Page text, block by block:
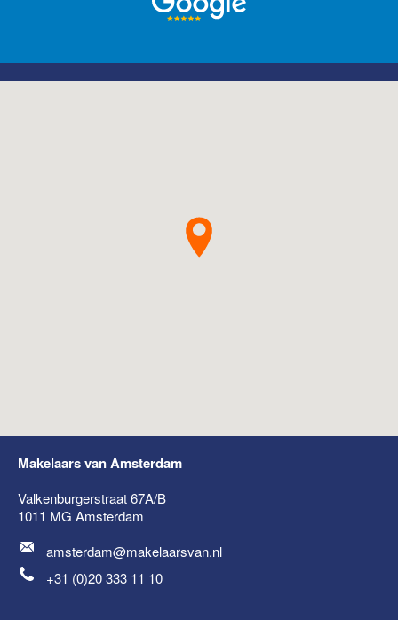
Makelaars van Amsterdam
Valkenburgerstraat 67A/B
1011 MG Amsterdam
amsterdam@makelaarsvan.nl
+31 (0)20 333 11 10